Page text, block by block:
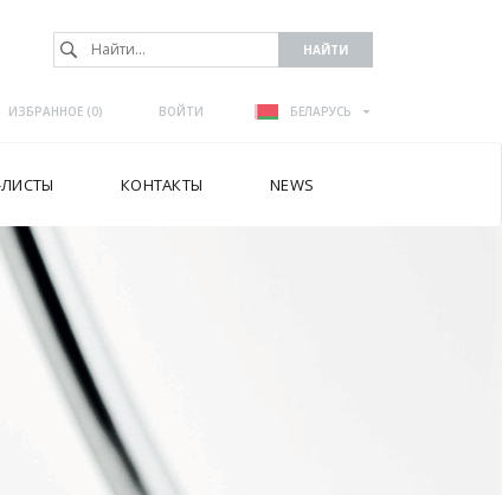
ИЗБРАННОЕ (0) ВОЙТИ БЕЛАРУСЬ
КОНТАКТЫ NEWS